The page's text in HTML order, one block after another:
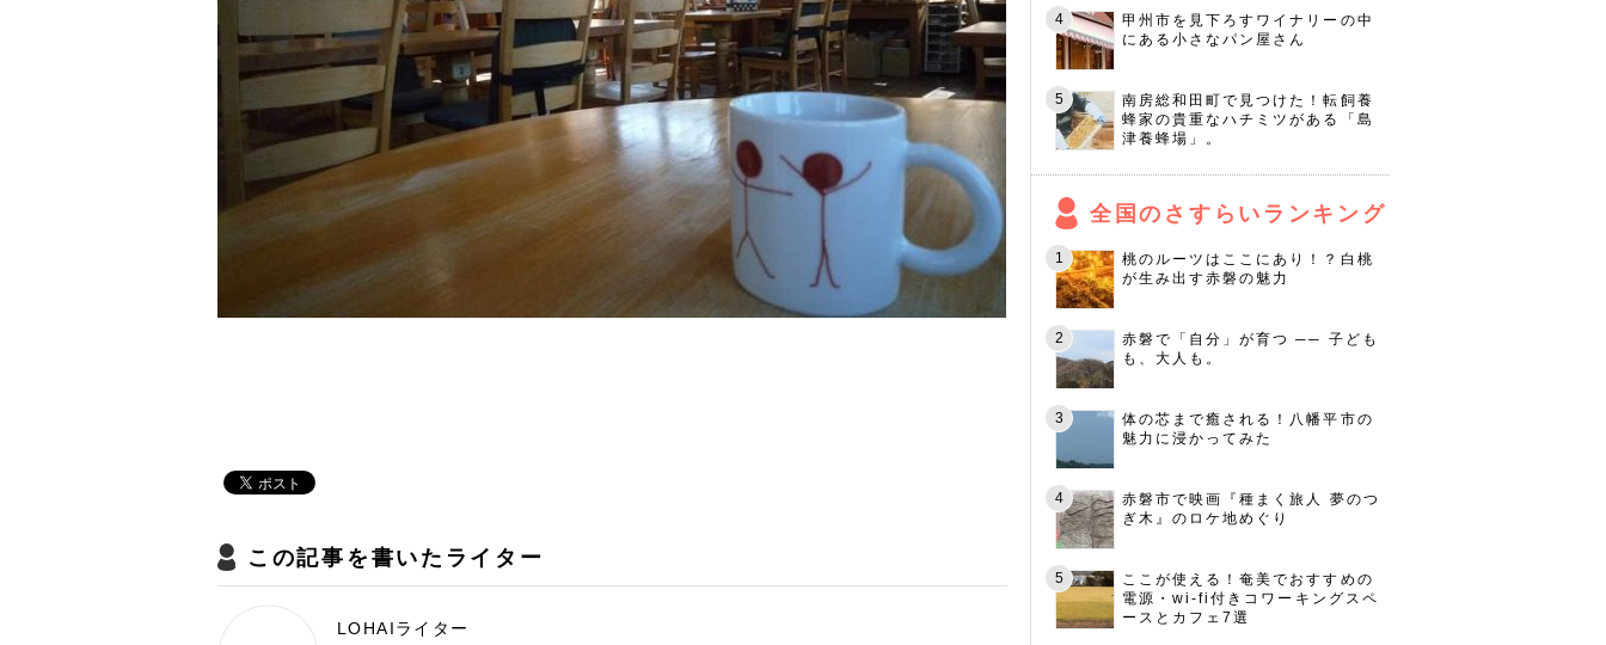
この記事を書いたライター
LOHAIライター
甲州市を見下ろすワイナリーの中
にある小さなパン屋さん
南房総和田町で見つけた！転飼養
蜂家の貴重なハチミツがある「島
津養蜂場」。
全国のさすらいランキング
桃のルーツはここにあり！？白桃
が生み出す赤磐の魅力
赤磐で「自分」が育つ ── 子ども
も、大人も。
体の芯まで癒される！八幡平市の
魅力に浸かってみた
赤磐市で映画『種まく旅人 夢のつ
ぎ木』のロケ地めぐり
ここが使える！奄美でおすすめの
電源・wi-fi付きコワーキングスペ
ースとカフェ7選